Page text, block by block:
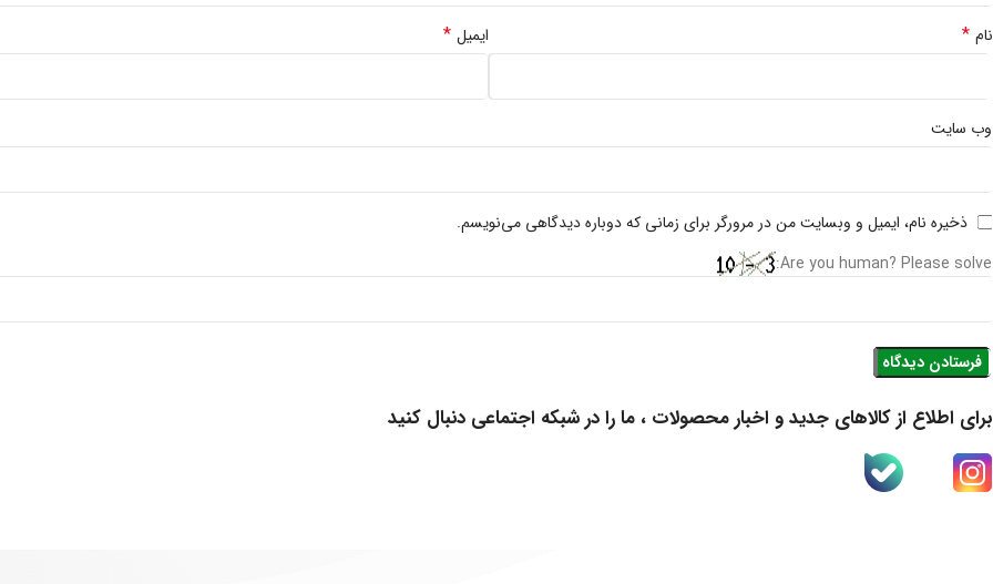
نام * ایمیل *
وب‌ سایت
ذخیره نام، ایمیل و وبسایت من در مرورگر برای زمانی که دوباره دیدگاهی می‌نویسم.
Are you human? Please solve:
برای اطلاع از کالاهای جدید و اخبار محصولات ، ما را در شبکه اجتماعی دنبال کنید